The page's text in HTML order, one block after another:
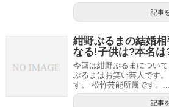
記事
紺野ぶるまの結婚
なる!子供は?本名は
今回は紺野ぶるまについ
ぶるまはお笑い芸人です
す。 松竹芸能所属です。...
記事